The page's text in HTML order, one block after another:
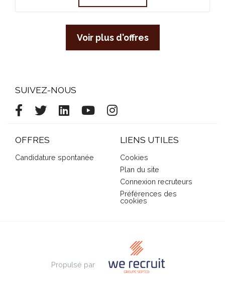
Voir plus d'offres
SUIVEZ-NOUS
OFFRES
Candidature spontanée
LIENS UTILES
Cookies
Plan du site
Connexion recruteurs
Préférences des
cookies
Propulsé par